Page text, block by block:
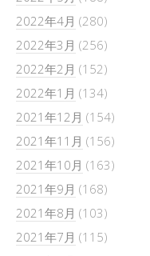
2022年4月 (280)
2022年3月 (256)
2022年2月 (152)
2022年1月 (134)
2021年12月 (154)
2021年11月 (156)
2021年10月 (163)
2021年9月 (168)
2021年8月 (103)
2021年7月 (115)